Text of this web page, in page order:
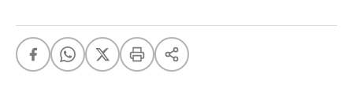
Ταξίδια
Style
Σπίτι
Family